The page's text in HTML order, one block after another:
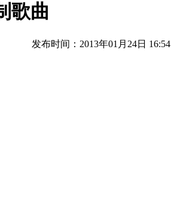
歌曲
发布时间：2013年01月24日 16:54